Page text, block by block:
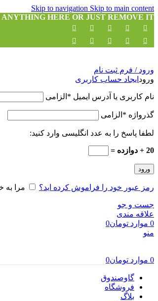
Skip to navigation Skip to main content
ANYTHING HERE OR JUST REMOVE IT…
ورود / فرم ثبت نام
ورود ایجاد حساب کاربری
نام کاربری یا آدرس ایمیل * الزامی
گذرواژه * الزامی
لطفا پاسخ را به عدد انگلیسی وارد کنید:
20 + دوازده =
ورود
رمز عبور خود را فراموش کرده اید؟ مرا به
جست و جو
علاقه مندی
0 موارد تومان0
منو
0 موارد تومان0
گاوصندوق
فروشگاه
بلاگ